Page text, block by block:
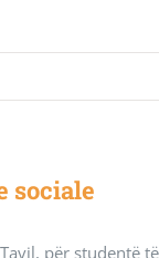
sociale
për studentë